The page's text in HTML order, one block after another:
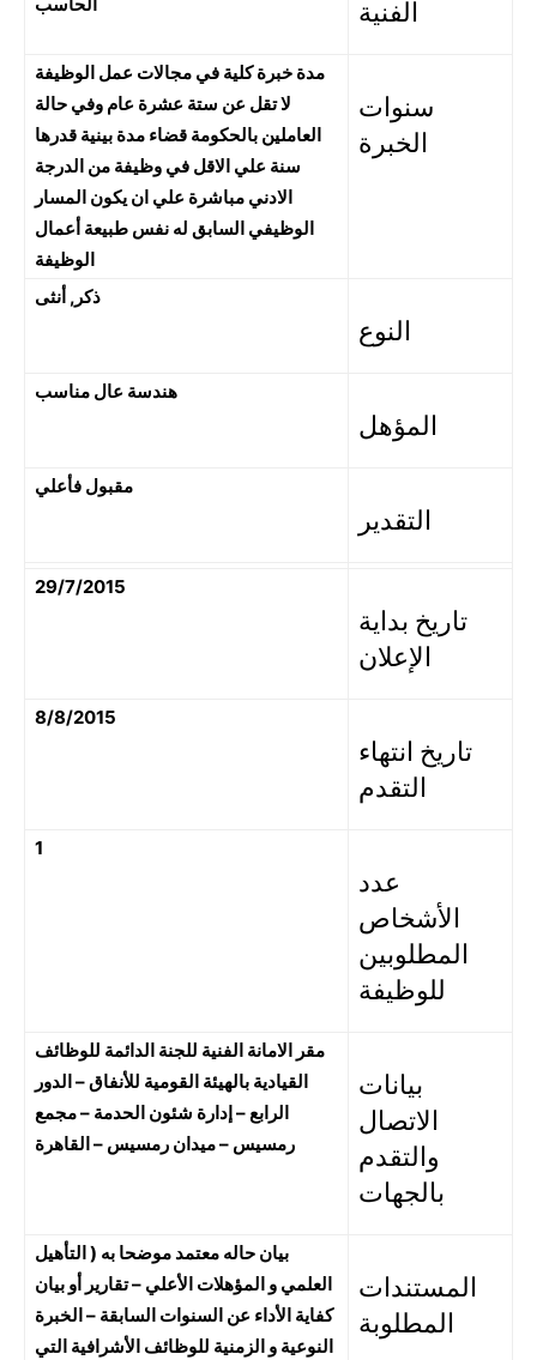
الفنية
سنوات
الخبرة
مدة خبرة كلية في مجالات عمل الوظيفة
لا تقل عن ستة عشرة عام وفي حالة
العاملين بالحكومة قضاء مدة بينية قدرها
سنة علي الاقل في وظيفة من الدرجة
الادني مباشرة علي ان يكون المسار
الوظيفي السابق له نفس طبيعة أعمال
الوظيفة
النوع
ذكر, أنثى
المؤهل
هندسة عال مناسب
التقدير
مقبول فأعلي
تاريخ بداية
الإعلان
29/7/2015
تاريخ انتهاء
التقدم
8/8/2015
عدد
الأشخاص
المطلوبين
للوظيفة
1
بيانات
الاتصال
والتقدم
بالجهات
مقر الامانة الفنية للجنة الدائمة للوظائف
القيادية بالهيئة القومية للأنفاق – الدور
الرابع – إدارة شئون الحدمة – مجمع
رمسيس – ميدان رمسيس – القاهرة
المستندات
المطلوبة
بيان حاله معتمد موضحا به ( التأهيل
العلمي و المؤهلات الأعلي – تقارير أو بيان
كفاية الأداء عن السنوات السابقة – الخبرة
النوعية و الزمنية للوظائف الأشرافية التي